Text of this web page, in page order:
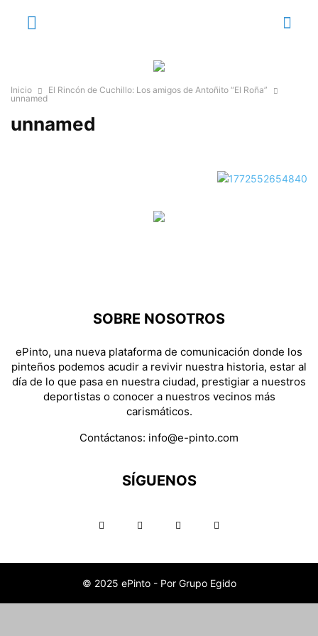
Inicio
El Rincón de Cuchillo: Los amigos de Antoñito “El Roña”
unnamed
unnamed
SOBRE NOSOTROS
ePinto, una nueva plataforma de comunicación donde los
pinteños podemos acudir a revivir nuestra historia, estar al
día de lo que pasa en nuestra ciudad, prestigiar a nuestros
deportistas o conocer a nuestros vecinos más
carismáticos.
Contáctanos: info@e-pinto.com
SÍGUENOS
© 2025 ePinto - Por Grupo Egido